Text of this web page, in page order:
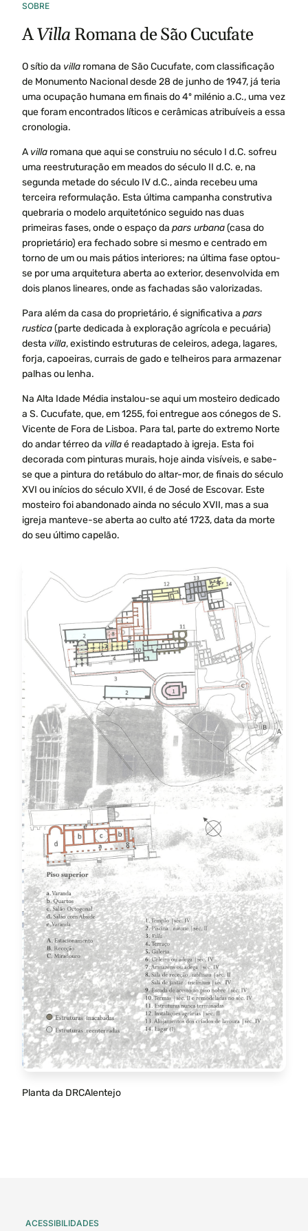
SOBRE
AVilla Romana de São Cucufate
O sítio da villa romana de São Cucufate, com classificação
de Monumento Nacional desde 28 de junho de 1947, já teria
uma ocupação humana em finais do 4º milénio a.C., uma vez
que foram encontrados líticos e cerâmicas atribuíveis a essa
cronologia.
A villa romana que aqui se construiu no século I d.C. sofreu
uma reestruturação em meados do século II d.C. e, na
segunda metade do século IV d.C., ainda recebeu uma
terceira reformulação. Esta última campanha construtiva
quebraria o modelo arquitetónico seguido nas duas
primeiras fases, onde o espaço dapars urbana(casa do
proprietário) era fechado sobre si mesmo e centrado em
torno de um ou mais pátios interiores; na última fase optou-
se por uma arquitetura aberta ao exterior, desenvolvida em
dois planos lineares, onde as fachadas são valorizadas.
Para além da casa do proprietário, é significativa apars
rustica(parte dedicada à exploração agrícola e pecuária)
desta villa, existindo estruturas de celeiros, adega, lagares,
forja, capoeiras, currais de gado e telheiros para armazenar
palhas ou lenha.
Na Alta Idade Média instalou-se aqui um mosteiro dedicado
a S. Cucufate, que, em 1255, foi entregue aos cónegos de S.
Vicente de Fora de Lisboa. Para tal, parte do extremo Norte
do andar térreo da villaé readaptadoà igreja. Esta foi
decorada com pinturas murais, hoje ainda visíveis, e sabe-
se que a pintura do retábulo do altar-mor, de finais do século
XVI ou inícios do século XVII, é de José de Escovar. Este
mosteiro foi abandonado ainda no século XVII, mas a sua
igreja manteve-se aberta ao culto até 1723, data da morte
do seu último capelão.
Planta da DRCAlentejo
ACESSIBILIDADES